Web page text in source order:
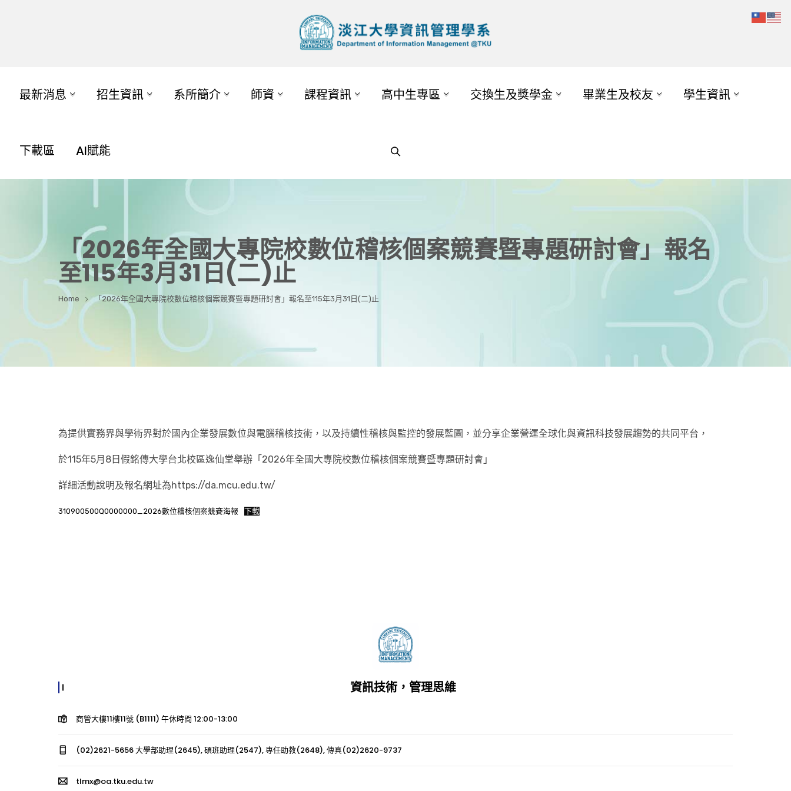
最新消息 招生資訊 系所簡介 師資 課程資訊 高中生專區 交換生及獎學金 畢業生及校友 學生資訊
下載區 AI賦能
「2026年全國大專院校數位稽核個案競賽暨專題研討會」報名
至115年3月31日(二)止
Home 「2026年全國大專院校數位稽核個案競賽暨專題研討會」報名至115年3月31日(二)止
為提供實務界與學術界對於國內企業發展數位與電腦稽核技術，以及持續性稽核與監控的發展藍圖，並分享企業營運全球化與資訊科技發展趨勢的共同平台，
於115年5月8日假銘傳大學台北校區逸仙堂舉辦「2026年全國大專院校數位稽核個案競賽暨專題研討會」
詳細活動說明及報名網址為https://da.mcu.edu.tw/
310900500Q0000000_2026數位稽核個案競賽海報 下載
資訊技術，管理思維
商管大樓11樓11號 (B1111) 午休時間 12:00-13:00
(02)2621-5656 大學部助理(2645), 碩班助理(2547), 專任助教(2648), 傳真(02)2620-9737
tlmx@oa.tku.edu.tw